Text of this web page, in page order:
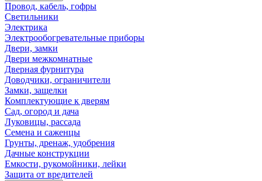
Провод, кабель, гофры
Светильники
Электрика
Электрообогревательные приборы
Двери, замки
Двери межкомнатные
Дверная фурнитура
Доводчики, ограничители
Замки, защелки
Комплектующие к дверям
Сад, огород и дача
Луковицы, рассада
Семена и саженцы
Грунты, дренаж, удобрения
Дачные конструкции
Емкости, рукомойники, лейки
Защита от вредителей